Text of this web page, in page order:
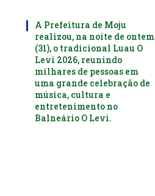
A Prefeitura de Moju
realizou, na noite de ontem
(31), o tradicional Luau O
Levi 2026, reunindo
milhares de pessoas em
uma grande celebração de
música, cultura e
entretenimento no
Balneário O Levi.